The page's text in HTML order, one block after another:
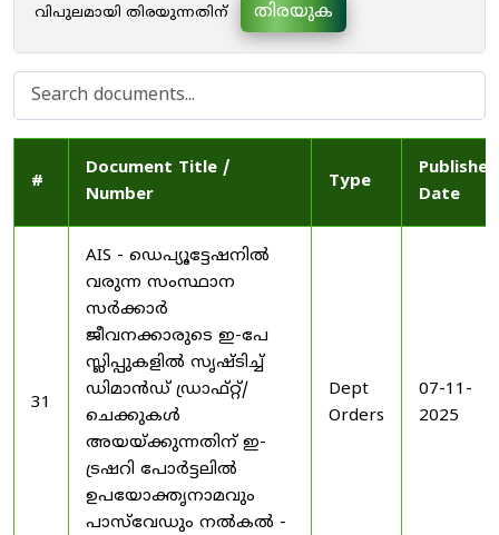
വിപുലമായി തിരയുന്നതിന്
തിരയുക
#
Document Title /
Number
Type
Published
Date
31
AIS - ഡെപ്യൂട്ടേഷനിൽ
വരുന്ന സംസ്ഥാന
സർക്കാർ
ജീവനക്കാരുടെ ഇ-പേ
സ്ലിപ്പുകളിൽ സൃഷ്ടിച്ച്
ഡിമാൻഡ് ഡ്രാഫ്റ്റ്/
ചെക്കുകൾ
അയയ്ക്കുന്നതിന് ഇ-
ട്രഷറി പോർട്ടലിൽ
ഉപയോക്തൃനാമവും
പാസ്‌വേഡും നൽകൽ -
Dept
Orders
07-11-
2025